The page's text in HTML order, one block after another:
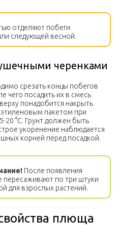
отделяют побеги
следующей весной.
черенками
срезать концы побегов
чего посадить их в смесь
понадобится накрыть
пакетом при
20 °С. Грунт должен быть
укоренение наблюдается
корней перед посадкой.
После появления
пересаживают по три штуки
для взрослых растений.
плюща